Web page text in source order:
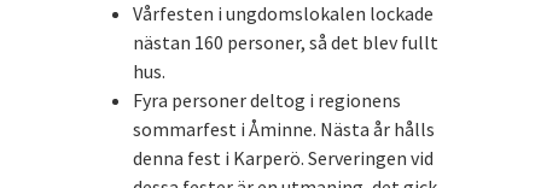
Vårfesten i ungdomslokalen lockade
nästan 160 personer, så det blev fullt
hus.
Fyra personer deltog i regionens
sommarfest i Åminne. Nästa år hålls
denna fest i Karperö. Serveringen vid